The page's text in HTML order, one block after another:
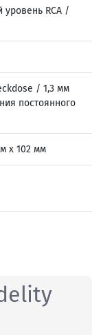
уровень RCA /
/ 1,3 мм
постоянного
x 102 мм